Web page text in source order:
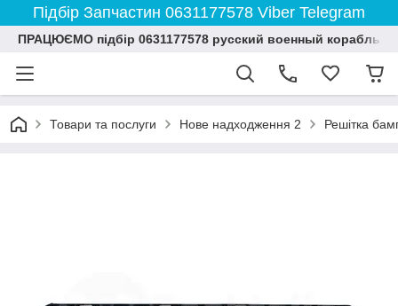
Підбір Запчастин 0631177578 Viber Telegram
ПРАЦЮЄМО підбір 0631177578 русский военный корабль
Товари та послуги Нове надходження 2 Решітка